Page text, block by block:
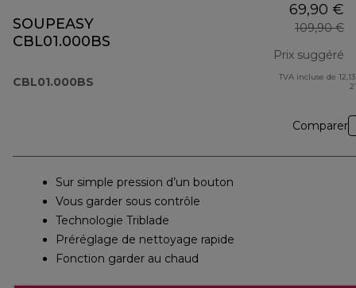
SOUPEASY
CBL01.000BS
CBL01.000BS
69,90 €
109,90 €
Prix suggéré
TVA incluse de
Comparer
Sur simple pression d’un bouton
Vous garder sous contrôle
Technologie Triblade
Préréglage de nettoyage rapide
Fonction garder au chaud